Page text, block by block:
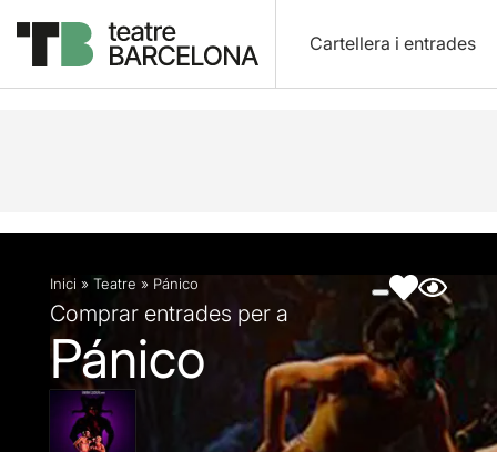
Cartellera i entrades
Descripció Fitxa artística Fotos i vídeos
Inici » Teatre » Pánico
Comprar entrades per a
Pánico